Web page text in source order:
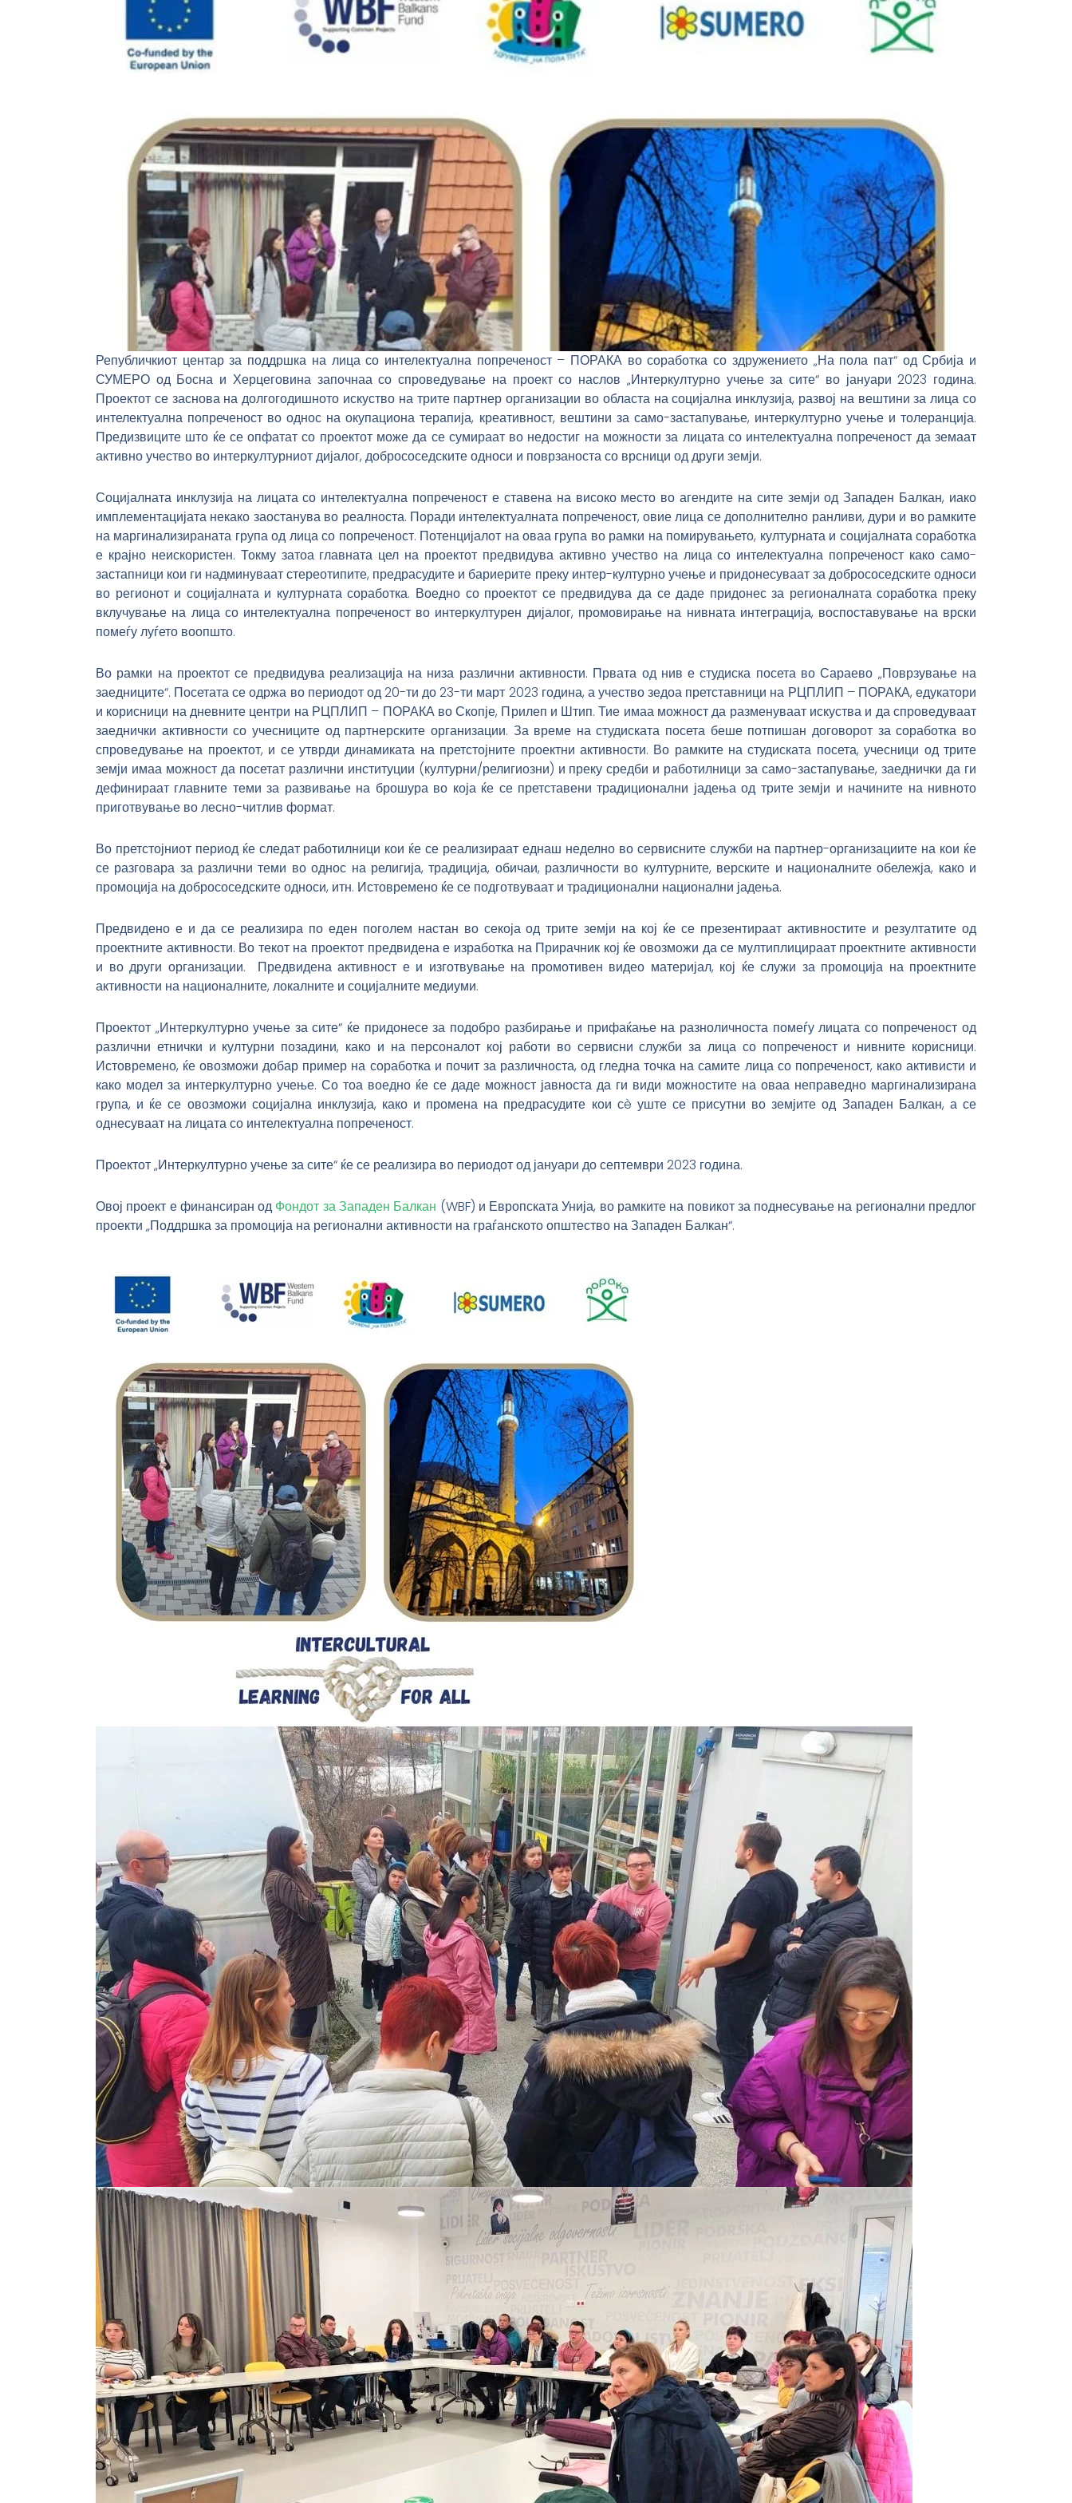
Републичкиот центар за поддршка на лица со интелектуална попреченост – ПОРАКА во соработка со здружението „На пола пат“ од Србија и
СУМЕРО од Босна и Херцеговина започнаа со спроведување на проект со наслов „Интеркултурно учење за сите“ во јануари 2023 година.
Проектот се заснова на долгогодишното искуство на трите партнер организации во областа на социјална инклузија, развој на вештини за лица со
интелектуална попреченост во однос на окупациона терапија, креативност, вештини за само-застапување, интеркултурно учење и толеранција.
Предизвиците што ќе се опфатат со проектот може да се сумираат во недостиг на можности за лицата со интелектуална попреченост да земаат
активно учество во интеркултурниот дијалог, добрососедските односи и поврзаноста со врсници од други земји.
Социјалната инклузија на лицата со интелектуална попреченост е ставена на високо место во агендите на сите земји од Западен Балкан, иако
имплементацијата некако заостанува во реалноста. Поради интелектуалната попреченост, овие лица се дополнително ранливи, дури и во рамките
на маргинализираната група од лица со попреченост. Потенцијалот на оваа група во рамки на помирувањето, културната и социјалната соработка
е крајно неискористен. Токму затоа главната цел на проектот предвидува активно учество на лица со интелектуална попреченост како само-
застапници кои ги надминуваат стереотипите, предрасудите и бариерите преку интер-културно учење и придонесуваат за добрососедските односи
во регионот и социјалната и културната соработка. Воедно со проектот се предвидува да се даде придонес за регионалната соработка преку
вклучување на лица со интелектуална попреченост во интеркултурен дијалог, промовирање на нивната интеграција, воспоставување на врски
помеѓу луѓето воопшто.
Во рамки на проектот се предвидува реализација на низа различни активности. Првата од нив е студиска посета во Сараево „Поврзување на
заедниците“. Посетата се одржа во периодот од 20-ти до 23-ти март 2023 година, а учество зедоа претставници на РЦПЛИП – ПОРАКА, едукатори
и корисници на дневните центри на РЦПЛИП – ПОРАКА во Скопје, Прилеп и Штип. Тие имаа можност да разменуваат искуства и да спроведуваат
заеднички активности со учесниците од партнерските организации. За време на студиската посета беше потпишан договорот за соработка во
спроведување на проектот, и се утврди динамиката на претстојните проектни активности. Во рамките на студиската посета, учесници од трите
земји имаа можност да посетат различни институции (културни/религиозни) и преку средби и работилници за само-застапување, заеднички да ги
дефинираат главните теми за развивање на брошура во која ќе се претставени традиционални јадења од трите земји и начините на нивното
приготвување во лесно-читлив формат.
Во претстојниот период ќе следат работилници кои ќе се реализираат еднаш неделно во сервисните служби на партнер-организациите на кои ќе
се разговара за различни теми во однос на религија, традиција, обичаи, различности во културните, верските и националните обележја, како и
промоција на добрососедските односи, итн. Истовремено ќе се подготвуваат и традиционални национални јадења.
Предвидено е и да се реализира по еден поголем настан во секоја од трите земји на кој ќе се презентираат активностите и резултатите од
проектните активности. Во текот на проектот предвидена е изработка на Прирачник кој ќе овозможи да се мултиплицираат проектните активности
и во други организации. Предвидена активност е и изготвување на промотивен видео материјал, кој ќе служи за промоција на проектните
активности на националните, локалните и социјалните медиуми.
Проектот „Интеркултурно учење за сите“ ќе придонесе за подобро разбирање и прифаќање на разноличноста помеѓу лицата со попреченост од
различни етнички и културни позадини, како и на персоналот кој работи во сервисни служби за лица со попреченост и нивните корисници.
Истовремено, ќе овозможи добар пример на соработка и почит за различноста, од гледна точка на самите лица со попреченост, како активисти и
како модел за интеркултурно учење. Со тоа воедно ќе се даде можност јавноста да ги види можностите на оваа неправедно маргинализирана
група, и ќе се овозможи социјална инклузија, како и промена на предрасудите кои сè уште се присутни во земјите од Западен Балкан, а се
однесуваат на лицата со интелектуална попреченост.
Проектот „Интеркултурно учење за сите“ ќе се реализира во периодот од јануари до септември 2023 година.
Овој проект е финансиран од Фондот за Западен Балкан (WBF) и Европската Унија, во рамките на повикот за поднесување на регионални предлог
проекти „Поддршка за промоција на регионални активности на граѓанското општество на Западен Балкан“.